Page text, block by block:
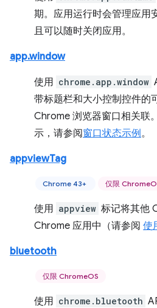
期。应用运行时会管理应用
且可以随时关闭应用。
app.window
使用 chrome.app.window
带标题栏和大小控制控件的
Chrome 浏览器窗口相关联
示，请参阅窗口状态示例。
appviewTag
Chrome 43+ 仅限
使用 appview 标记将其他
Chrome 应用中（请参阅 使
bluetooth
仅限 ChromeOS
使用 chrome.bluetooth